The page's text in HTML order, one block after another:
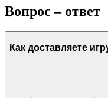
Вопрос – ответ
Как доставляете